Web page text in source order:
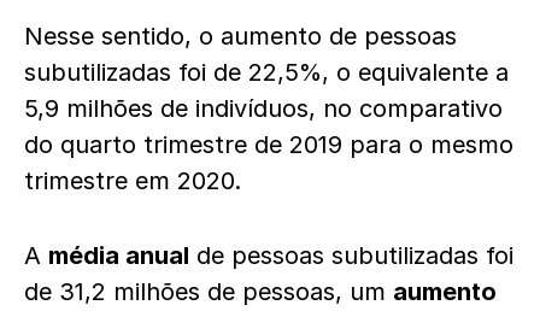
Nesse sentido, o aumento de pessoas
subutilizadas foi de 22,5%, o equivalente a
5,9 milhões de indivíduos, no comparativo
do quarto trimestre de 2019 para o mesmo
trimestre em 2020.
A média anual de pessoas subutilizadas foi
de 31,2 milhões de pessoas, um aumento